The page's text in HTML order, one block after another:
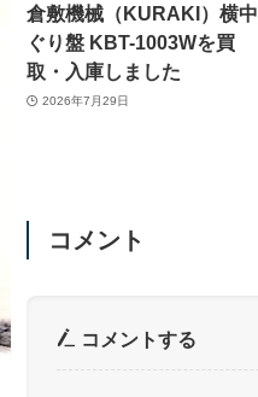
倉敷機械（KURAKI）横中
ぐり盤 KBT-1003Wを買
取・入庫しました
2026年7月29日
コメント
コメントする